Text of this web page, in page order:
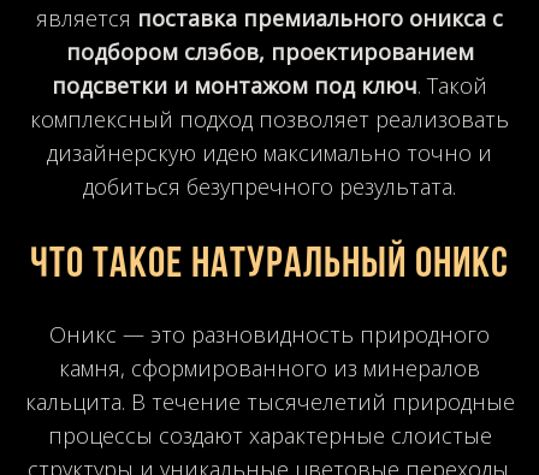
является поставка премиального оникса с
подбором слэбов, проектированием
подсветки и монтажом под ключ. Такой
комплексный подход позволяет реализовать
дизайнерскую идею максимально точно и
добиться безупречного результата.
Что такое натуральный оникс
Оникс — это разновидность природного
камня, сформированного из минералов
кальцита. В течение тысячелетий природные
процессы создают характерные слоистые
структуры и уникальные цветовые переходы.